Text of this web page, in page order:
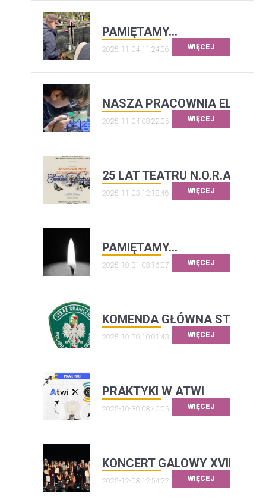
PAMIĘTAMY...
2025-11-04 11:24:06 WIĘCEJ
NASZA PRACOWNIA
2025-11-04 08:22:05 WIĘCEJ
25 LAT TEATRU N.O.R.A.
2025-11-03 12:18:46 WIĘCEJ
PAMIĘTAMY...
2025-10-31 08:16:07 WIĘCEJ
KOMENDA GŁÓWNA
2025-10-30 10:01:43 WIĘCEJ
PRAKTYKI W ATWI
2025-10-30 08:40:05 WIĘCEJ
KONCERT GALOWY XVIII
2025-12-08 12:54:22 WIĘCEJ